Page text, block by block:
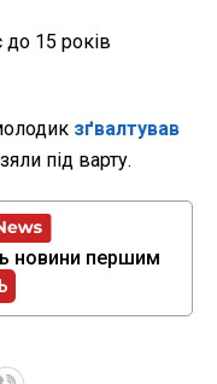
15 років
зґвалтував
під варту.
новини першим